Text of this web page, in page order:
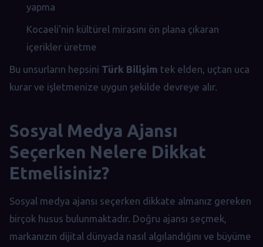
yapma
Kocaeli'nin kültürel mirasını ön plana çıkaran
içerikler üretme
Bu unsurların hepsini Türk Bilişim tek elden, uçtan uca
kurar ve işletmenize uygun şekilde devreye alır.
Sosyal Medya Ajansı
Seçerken Nelere Dikkat
Etmelisiniz?
Sosyal medya ajansı seçerken dikkate almanız gereken
birçok husus bulunmaktadır. Doğru ajansı seçmek,
markanızın dijital dünyada nasıl algılandığını ve büyüme